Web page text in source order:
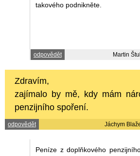
takového podnikněte.
odpovědět Martin
Zdravím,
zajímalo by mě, kdy mám
penzijního spoření.
odpovědět Jáchym
Peníze z doplňkového